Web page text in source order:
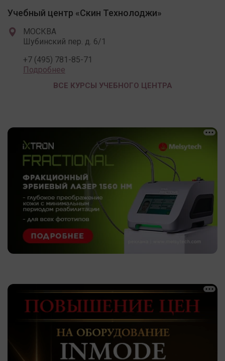
Учебный центр «Скин Технолоджи»
МОСКВА
Шубинский пер. д. 6/1
+7 (495) 781-85-71
Подробнее
ВСЕ КУРСЫ УЧЕБНОГО ЦЕНТРА